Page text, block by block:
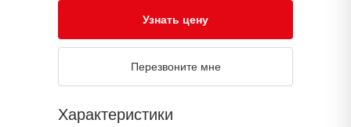
Узнать цену
Перезвоните мне
Характеристики